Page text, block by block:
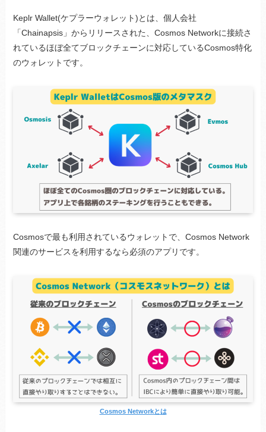
Keplr Wallet(ケプラーウォレット)とは、個人会社
「Chainapsis」からリリースされた、Cosmos Networkに接続さ
れているほぼ全てブロックチェーンに対応しているCosmos特化
のウォレットです。
Cosmosで最も利用されているウォレットで、Cosmos Network
関連のサービスを利用するなら必須のアプリです。
Cosmos Networkとは